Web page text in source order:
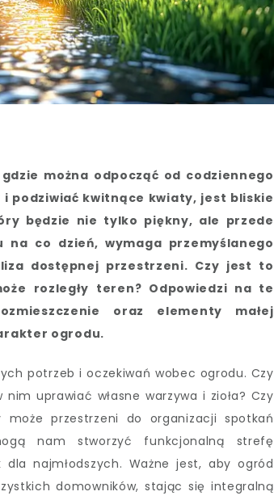
można odpocząć od codziennego
i podziwiać kwitnące kwiaty, jest bliskie
będzie nie tylko piękny, ale przede
co dzień, wymaga przemyślanego
dostępnej przestrzeni. Czy jest to
rozległy teren? Odpowiedzi na te
oraz elementy małej
ogrodu.
potrzeb i oczekiwań wobec ogrodu. Czy
uprawiać własne warzywa i zioła? Czy
przestrzeni do organizacji spotkań
nam stworzyć funkcjonalną strefę
najmłodszych. Ważne jest, aby ogród
domowników, stając się integralną